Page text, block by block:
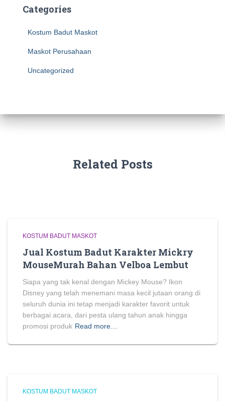
Categories
Kostum Badut Maskot
Maskot Perusahaan
Uncategorized
Related Posts
KOSTUM BADUT MASKOT
Jual Kostum Badut Karakter Mickry
MouseMurah Bahan Velboa Lembut
Siapa yang tak kenal dengan Mickey Mouse? Ikon
Disney yang telah menemani masa kecil jutaan orang di
seluruh dunia ini tetap menjadi karakter favorit untuk
berbagai acara, dari pesta ulang tahun anak hingga
promosi produk Read more…
KOSTUM BADUT MASKOT